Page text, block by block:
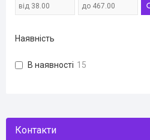
Наявність
В наявності 15